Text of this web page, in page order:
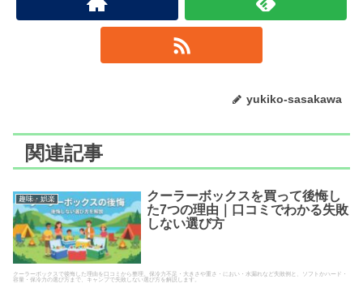
yukiko-sasakawa
関連記事
趣味・娯楽
クーラーボックスを買って後悔し
た7つの理由｜口コミでわかる失敗
しない選び方
クーラーボックスで後悔した理由を口コミから整理。保冷力不足・大きさや重さ・におい・水漏れなど失敗例と、ソフトかハード・
容量・保冷力の選び方まで、キャンプで失敗しない選び方を解説します。